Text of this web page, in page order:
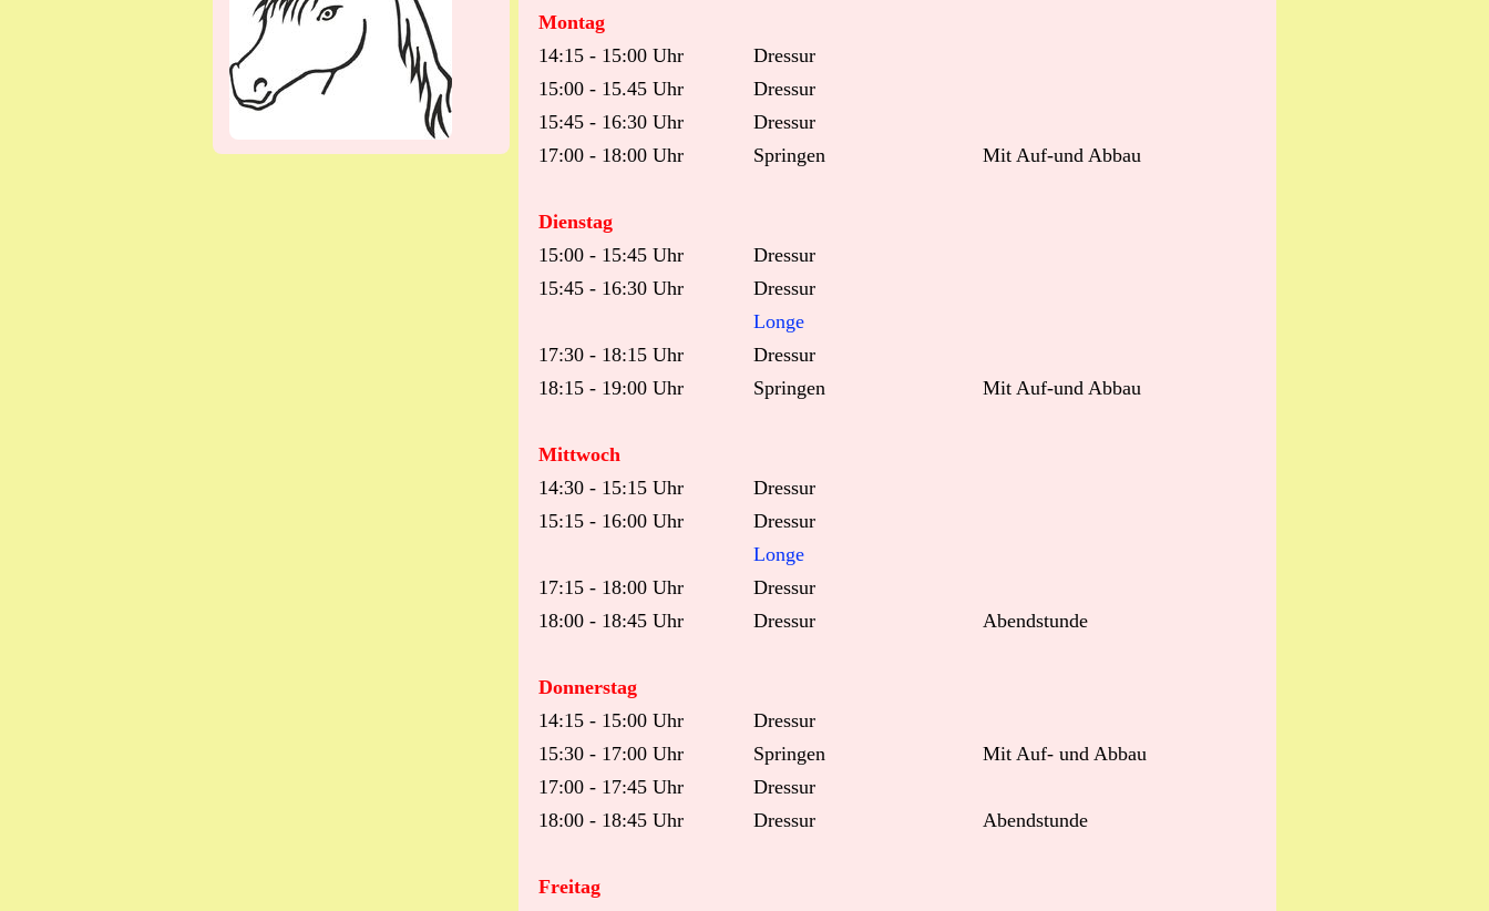
Montag
14:15 - 15:00 Uhr
Dressur
15:00 - 15.45 Uhr
Dressur
15:45 - 16:30 Uhr
Dressur
17:00 - 18:00 Uhr
Springen Mit Auf-und Abbau
Dienstag
15:00 - 15:45 Uhr
Dressur
15:45 - 16:30 Uhr
Dressur
Longe
17:30 - 18:15 Uhr
Dressur
18:15 - 19:00 Uhr
Springen Mit Auf-und Abbau
Mittwoch
14:30 - 15:15 Uhr
Dressur
15:15 - 16:00 Uhr
Dressur
Longe
17:15 - 18:00 Uhr
Dressur
18:00 - 18:45 Uhr
Dressur Abendstunde
Donnerstag
14:15 - 15:00 Uhr
Dressur
15:30 - 17:00 Uhr
Springen
Mit Auf- und Abbau
17:00 - 17:45 Uhr
Dressur
18:00 - 18:45 Uhr
Dressur Abendstunde
Freitag